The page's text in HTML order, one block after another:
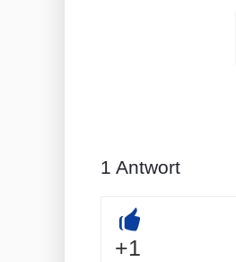
1 Antwort
+
+1